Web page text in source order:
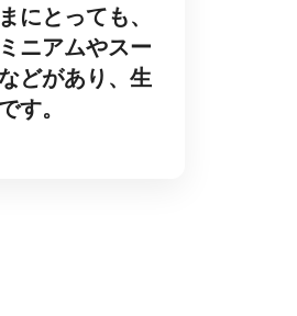
にとっても、
ニアムやスー
どがあり、生
す。